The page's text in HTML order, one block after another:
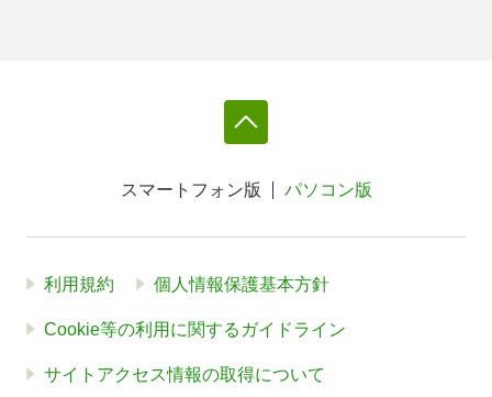
スマートフォン版 パソコン版
利用規約 個人情報保護基本方針
Cookie等の利用に関するガイドライン
サイトアクセス情報の取得について